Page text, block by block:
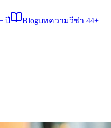
ปี Blogบทความวีซ่า 44+